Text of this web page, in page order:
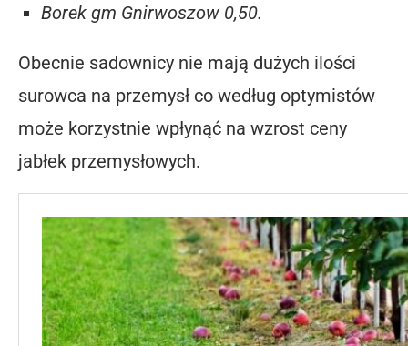
Borek gm Gnirwoszow 0,50.
Obecnie sadownicy nie mają dużych ilości
surowca na przemysł co według optymistów
może korzystnie wpłynąć na wzrost ceny
jabłek przemysłowych.